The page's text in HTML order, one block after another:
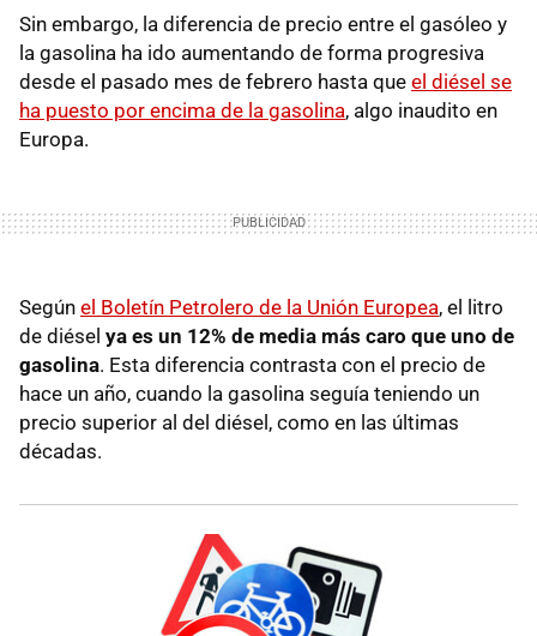
Sin embargo, la diferencia de precio entre el gasóleo y
la gasolina ha ido aumentando de forma progresiva
desde el pasado mes de febrero hasta que el diésel se
ha puesto por encima de la gasolina, algo inaudito en
Europa.
Según el Boletín Petrolero de la Unión Europea, el litro
de diésel ya es un 12% de media más caro que uno de
gasolina. Esta diferencia contrasta con el precio de
hace un año, cuando la gasolina seguía teniendo un
precio superior al del diésel, como en las últimas
décadas.